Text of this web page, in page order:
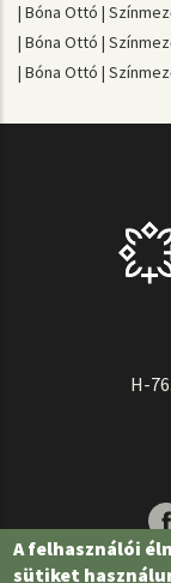
| Bóna Ottó |
| Bóna Ottó |
| Bóna Ottó |
H-
A felhasználói
sütiket